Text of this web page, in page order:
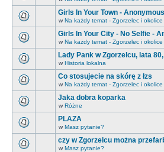
Girls In Your Town -
w Na każdy temat - Zgorzelec i okolice
Girls In Your City - No Selfie -
w Na każdy temat - Zgorzelec i okolice
Lady Pank w Zgorzelcu, lata
w Historia lokalna
Co stosujecie na skórę z łzs
w Na każdy temat - Zgorzelec i okolice
Jaka dobra koparka
w Różne
PLAZA
w Masz pytanie?
czy w Zgorzelcu można
w Masz pytanie?